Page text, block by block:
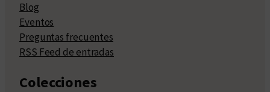
Blog
Eventos
Preguntas frecuentes
RSS Feed de entradas
Colecciones